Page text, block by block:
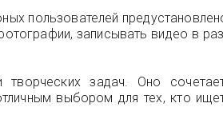
пользователей
записывать видео в
творческих задач. Оно
выбором для тех, кто